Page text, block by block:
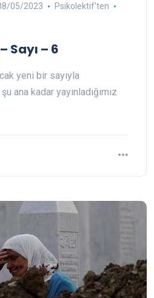
05/2023
Psikolektif'ten
Sayı – 6
yeni bir sayıyla
ana kadar yayınladığımız